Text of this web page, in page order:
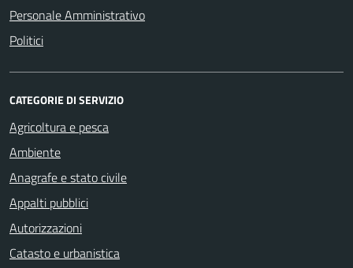
Personale Amministrativo
Politici
CATEGORIE DI SERVIZIO
Agricoltura e pesca
Ambiente
Anagrafe e stato civile
Appalti pubblici
Autorizzazioni
Catasto e urbanistica